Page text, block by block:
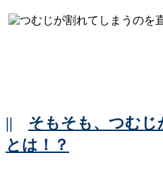
|| そもそも、つむじ
とは！？